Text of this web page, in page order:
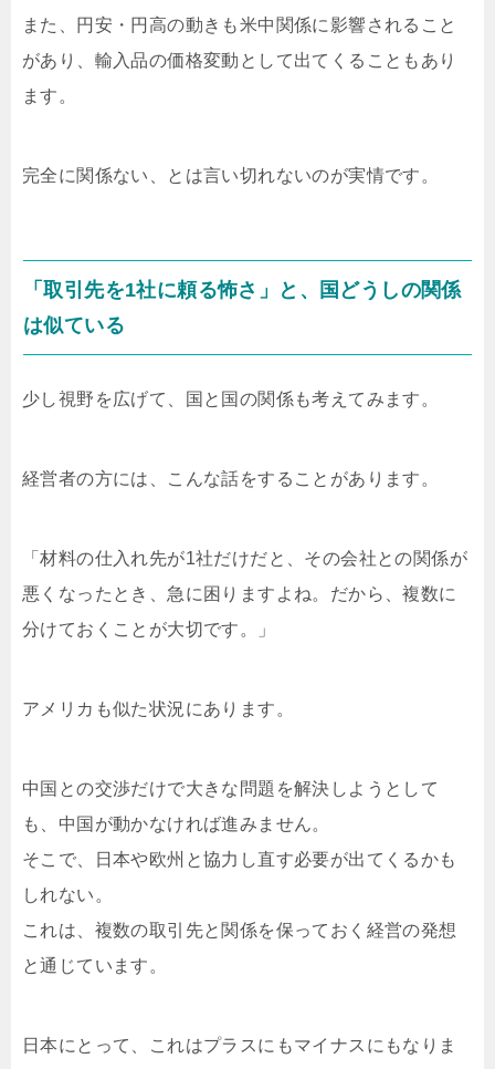
また、円安・円高の動きも米中関係に影響されること
があり、輸入品の価格変動として出てくることもあり
ます。
完全に関係ない、とは言い切れないのが実情です。
「取引先を1社に頼る怖さ」と、国どうしの関係
は似ている
少し視野を広げて、国と国の関係も考えてみます。
経営者の方には、こんな話をすることがあります。
「材料の仕入れ先が1社だけだと、その会社との関係が
悪くなったとき、急に困りますよね。だから、複数に
分けておくことが大切です。」
アメリカも似た状況にあります。
中国との交渉だけで大きな問題を解決しようとして
も、中国が動かなければ進みません。
そこで、日本や欧州と協力し直す必要が出てくるかも
しれない。
これは、複数の取引先と関係を保っておく経営の発想
と通じています。
日本にとって、これはプラスにもマイナスにもなりま